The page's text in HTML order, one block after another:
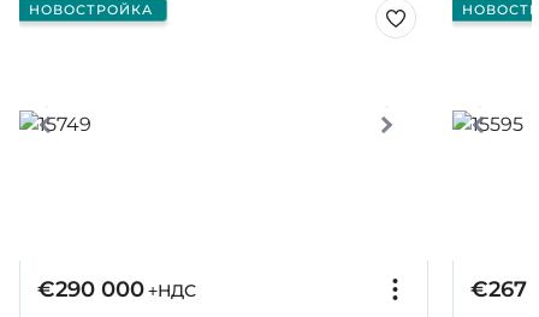
НОВОСТРОЙКА
€290 000+НДС
€267